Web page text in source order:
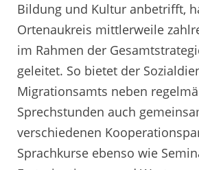
Bildung und Kultur anbetrifft,
Ortenaukreis mittlerweile
im Rahmen der
geleitet. So bietet der
Migrationsamts neben
Sprechstunden auch
verschiedenen
Sprachkurse ebenso wie